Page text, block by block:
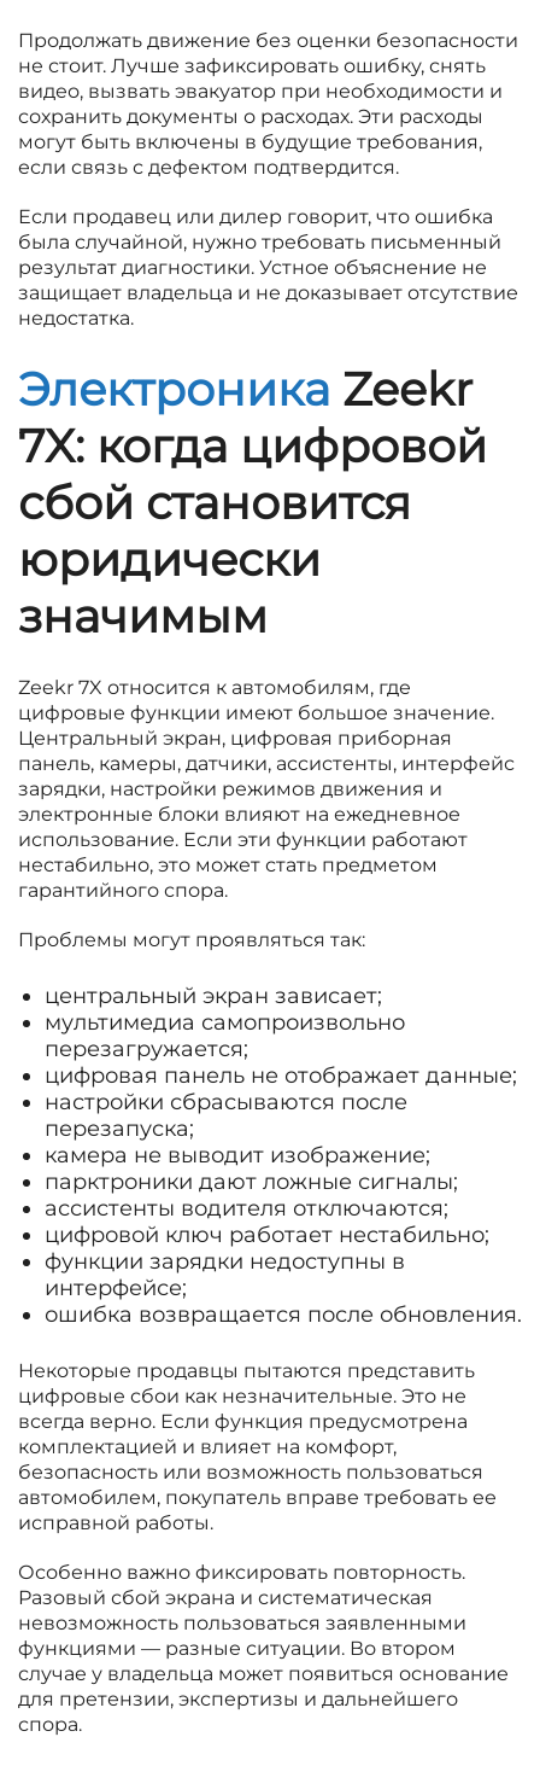
Продолжать движение без оценки безопасности
не стоит. Лучше зафиксировать ошибку, снять
видео, вызвать эвакуатор при необходимости и
сохранить документы о расходах. Эти расходы
могут быть включены в будущие требования,
если связь с дефектом подтвердится.
Если продавец или дилер говорит, что ошибка
была случайной, нужно требовать письменный
результат диагностики. Устное объяснение не
защищает владельца и не доказывает отсутствие
недостатка.
Электроника Zeekr
7X: когда цифровой
сбой становится
юридически
значимым
Zeekr 7X относится к автомобилям, где
цифровые функции имеют большое значение.
Центральный экран, цифровая приборная
панель, камеры, датчики, ассистенты, интерфейс
зарядки, настройки режимов движения и
электронные блоки влияют на ежедневное
использование. Если эти функции работают
нестабильно, это может стать предметом
гарантийного спора.
Проблемы могут проявляться так:
центральный экран зависает;
мультимедиа самопроизвольно
перезагружается;
цифровая панель не отображает данные;
настройки сбрасываются после
перезапуска;
камера не выводит изображение;
парктроники дают ложные сигналы;
ассистенты водителя отключаются;
цифровой ключ работает нестабильно;
функции зарядки недоступны в
интерфейсе;
ошибка возвращается после обновления.
Некоторые продавцы пытаются представить
цифровые сбои как незначительные. Это не
всегда верно. Если функция предусмотрена
комплектацией и влияет на комфорт,
безопасность или возможность пользоваться
автомобилем, покупатель вправе требовать ее
исправной работы.
Особенно важно фиксировать повторность.
Разовый сбой экрана и систематическая
невозможность пользоваться заявленными
функциями — разные ситуации. Во втором
случае у владельца может появиться основание
для претензии, экспертизы и дальнейшего
спора.